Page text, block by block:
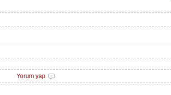
Yorum yap